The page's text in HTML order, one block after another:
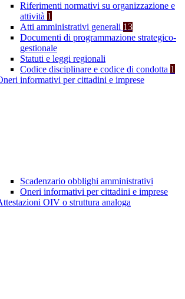
Riferimenti normativi su organizzazione e
attività 1
Atti amministrativi generali 13
Documenti di programmazione strategico-
gestionale
Statuti e leggi regionali
Codice disciplinare e codice di condotta 1
informativi per cittadini e imprese
Scadenzario obblighi amministrativi
Oneri informativi per cittadini e imprese
OIV o struttura analoga